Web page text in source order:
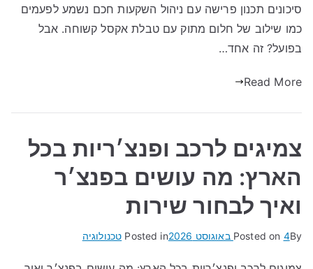
סיכונים תכנון פרישה עם ניהול השקעות חכם נשמע לפעמים
כמו שילוב של חלום מתוק עם טבלת אקסל קשוחה. אבל
בפועל? זה אחד…
Read More
צמיגים לרכב ופנצ׳ריות בכל
הארץ: מה עושים בפנצ׳ר
ואיך לבחור שירות
By
Posted on 4 באוגוסט 2026 Posted in טכנולוגיה